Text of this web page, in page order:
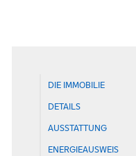
DIE IMMOBILIE
DETAILS
AUSSTATTUNG
ENERGIEAUSWEIS